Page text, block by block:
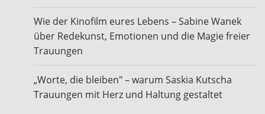
Wie der Kinofilm eures Lebens – Sabine Wanek
über Redekunst, Emotionen und die Magie freier
Trauungen
„Worte, die bleiben" – warum Saskia Kutscha
Trauungen mit Herz und Haltung gestaltet